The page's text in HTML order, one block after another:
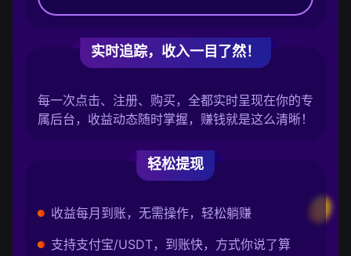
实时追踪，收入一目了然！
每一次点击、注册、购买，全都实时呈现在你的专
属后台，收益动态随时掌握，赚钱就是这么清晰！
轻松提现
收益每月到账，无需操作，轻松躺赚
支持支付宝/USDT，到账快，方式你说了算